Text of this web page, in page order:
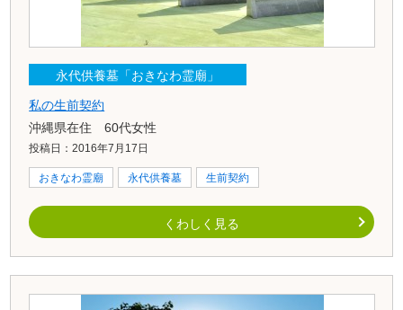
永代供養墓「おきなわ霊廟」
私の生前契約
沖縄県在住 60代女性
投稿日：2016年7月17日
おきなわ霊廟 永代供養墓 生前契約
くわしく見る